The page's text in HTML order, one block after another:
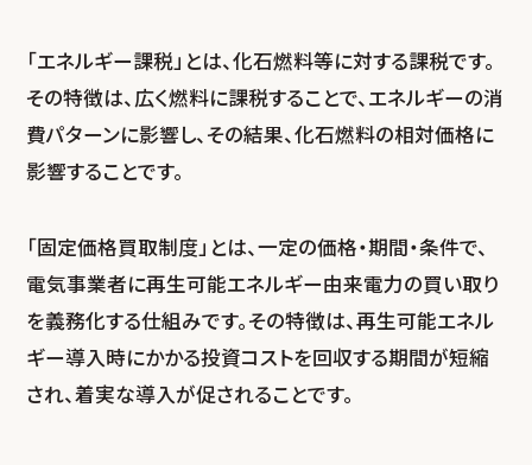
「エネルギー課税」とは、化石燃料等に対する課税です。
その特徴は、広く燃料に課税することで、エネルギーの消
費パターンに影響し、その結果、化石燃料の相対価格に
影響することです。
「固定価格買取制度」とは、一定の価格・期間・条件で、
電気事業者に再生可能エネルギー由来電力の買い取り
を義務化する仕組みです。その特徴は、再生可能エネル
ギー導入時にかかる投資コストを回収する期間が短縮
され、着実な導入が促されることです。